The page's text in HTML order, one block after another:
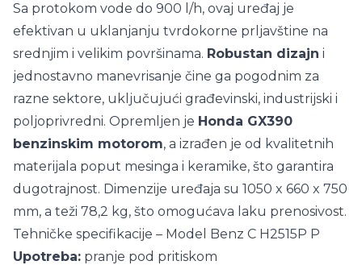
Sa protokom vode do 900 l/h, ovaj uređaj je
efektivan u uklanjanju tvrdokorne prljavštine na
srednjim i velikim površinama. Robustan dizajn i
jednostavno manevrisanje čine ga pogodnim za
razne sektore, uključujući građevinski, industrijski i
poljoprivredni. Opremljen je Honda GX390
benzinskim motorom, a izrađen je od kvalitetnih
materijala poput mesinga i keramike, što garantira
dugotrajnost. Dimenzije uređaja su 1050 x 660 x 750
mm, a teži 78,2 kg, što omogućava laku prenosivost.
Tehničke specifikacije – Model Benz C H2515P P
Upotreba: pranje pod pritiskom